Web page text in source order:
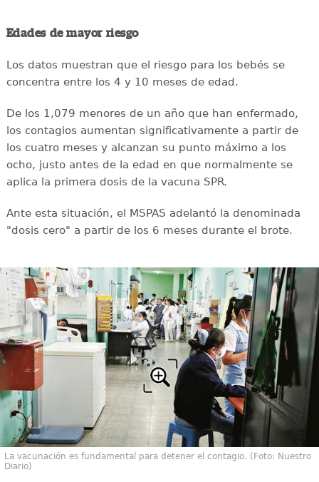
Edades de mayor riesgo
Los datos muestran que el riesgo para los bebés se
concentra entre los 4 y 10 meses de edad.
De los 1,079 menores de un año que han enfermado,
los contagios aumentan significativamente a partir de
los cuatro meses y alcanzan su punto máximo a los
ocho, justo antes de la edad en que normalmente se
aplica la primera dosis de la vacuna SPR.
Ante esta situación, el MSPAS adelantó la denominada
"dosis cero" a partir de los 6 meses durante el brote.
La vacunación es fundamental para detener el contagio. (Foto: Nuestro
Diario)